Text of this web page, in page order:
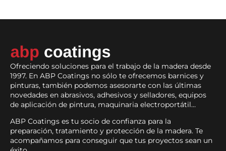
Ofreciendo soluciones para el trabajo de la madera desde
1997. En ABP Coatings no sólo te ofrecemos barnices y
pinturas, también podemos asesorarte con las últimas
novedades en abrasivos, adhesivos y selladores, equipos
de aplicación de pintura, maquinaria electroportátil…
ABP Coatings es tu socio de confianza para la
preparación, tratamiento y protección de la madera. Te
acompañamos para conseguir que tus proyectos sean un